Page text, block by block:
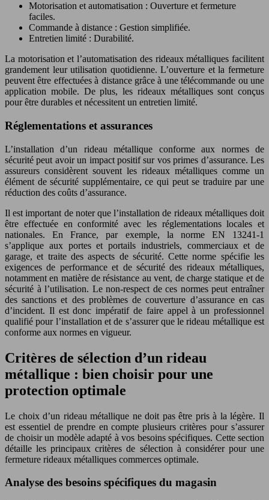
Motorisation et automatisation : Ouverture et fermeture
faciles.
Commande à distance : Gestion simplifiée.
Entretien limité : Durabilité.
La motorisation et l’automatisation des rideaux métalliques facilitent
grandement leur utilisation quotidienne. L’ouverture et la fermeture
peuvent être effectuées à distance grâce à une télécommande ou une
application mobile. De plus, les rideaux métalliques sont conçus
pour être durables et nécessitent un entretien limité.
Réglementations et assurances
L’installation d’un rideau métallique conforme aux normes de
sécurité peut avoir un impact positif sur vos primes d’assurance. Les
assureurs considèrent souvent les rideaux métalliques comme un
élément de sécurité supplémentaire, ce qui peut se traduire par une
réduction des coûts d’assurance.
Il est important de noter que l’installation de rideaux métalliques doit
être effectuée en conformité avec les réglementations locales et
nationales. En France, par exemple, la norme EN 13241-1
s’applique aux portes et portails industriels, commerciaux et de
garage, et traite des aspects de sécurité. Cette norme spécifie les
exigences de performance et de sécurité des rideaux métalliques,
notamment en matière de résistance au vent, de charge statique et de
sécurité à l’utilisation. Le non-respect de ces normes peut entraîner
des sanctions et des problèmes de couverture d’assurance en cas
d’incident. Il est donc impératif de faire appel à un professionnel
qualifié pour l’installation et de s’assurer que le rideau métallique est
conforme aux normes en vigueur.
Critères de sélection d’un rideau
métallique : bien choisir pour une
protection optimale
Le choix d’un rideau métallique ne doit pas être pris à la légère. Il
est essentiel de prendre en compte plusieurs critères pour s’assurer
de choisir un modèle adapté à vos besoins spécifiques. Cette section
détaille les principaux critères de sélection à considérer pour une
fermeture rideaux métalliques commerces optimale.
Analyse des besoins spécifiques du magasin